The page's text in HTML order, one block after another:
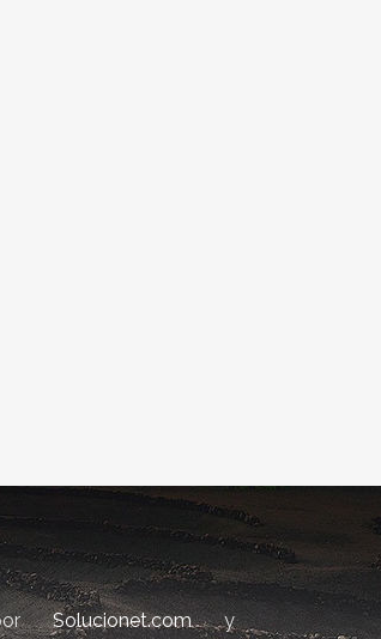
porSolucionet.comy